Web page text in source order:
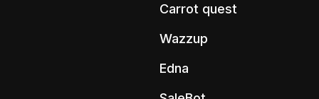
Carrot quest
Wazzup
Edna